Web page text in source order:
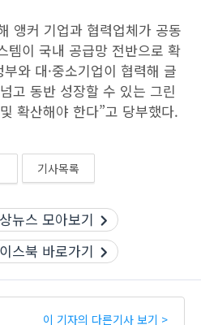
앵커 기업과 협력업체가 공동
템이 국내 공급망 전반으로 확
와 대·중소기업이 협력해 글
고 동반 성장할 수 있는 그린
확산해야 한다”고 당부했다.
기사목록
뉴스 모아보기
스북 바로가기
이 기자의 다른기사 보기 >